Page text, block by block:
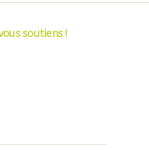
soutiens !